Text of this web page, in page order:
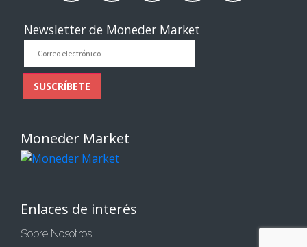
Newsletter de Moneder Market
Correo
electrónico
SUSCRÍBETE
Moneder Market
Enlaces de interés
Sobre Nosotros